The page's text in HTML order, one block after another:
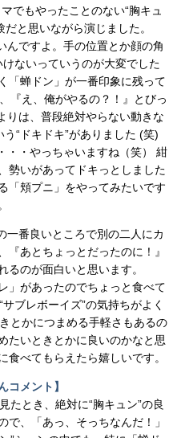
でもやったことのない“胸キュ
と思いながら演じました。
んですよ。手の位置とか顔の角
ないっていうのが大変でした
「蝉ドン」が一番印象に残って
『え、俺がやるの？！』とびっ
りは、普段絶対やらない動きな
“ドキドキ”がありました (笑)
・・やっちゃいますね（笑） 紺
勢いがあってドキっとしました
「頬プニ」をやってみたいです
一番良いところで別の二人にカ
『あとちょっとだったのに！』
るのが面白いと思います。
」があったのでちょっと食べて
ブレボーイズ”の気持ちがよく
とかにつまめる手軽さもあるの
たいときとかに良いのかなと思
食べてもらえたら嬉しいです。
コメント】
たとき、絶対に“胸キュン”の良
で、「あっ、そっちなんだ！」